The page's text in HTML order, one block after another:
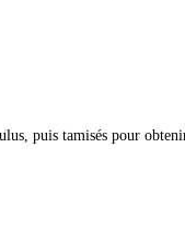
puis tamisés pour